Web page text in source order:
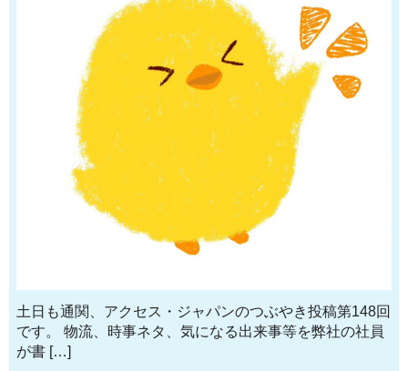
土日も通関、アクセス・ジャパンのつぶやき投稿第148回
です。 物流、時事ネタ、気になる出来事等を弊社の社員
が書 […]